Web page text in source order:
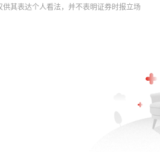
供其表达个人看法，并不表明证券时报立场